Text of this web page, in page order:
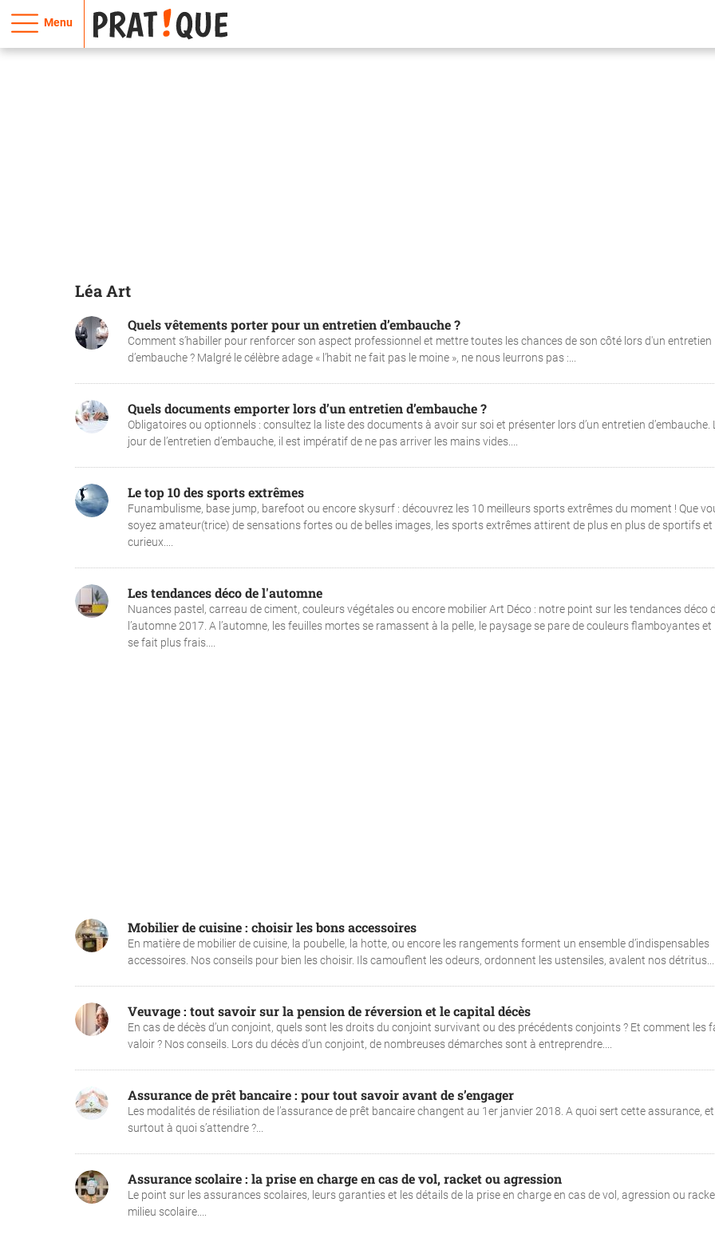
Menu
Léa Art
Quels vêtements porter pour un entretien d’embauche ?
Comment s’habiller pour renforcer son aspect professionnel et mettre toutes les chances de son côté lors d'un entretien
d’embauche ? Malgré le célèbre adage « l’habit ne fait pas le moine », ne nous leurrons pas :...
Quels documents emporter lors d’un entretien d’embauche ?
Obligatoires ou optionnels : consultez la liste des documents à avoir sur soi et présenter lors d’un entretien d’embauche.
jour de l’entretien d’embauche, il est impératif de ne pas arriver les mains vides....
Le top 10 des sports extrêmes
Funambulisme, base jump, barefoot ou encore skysurf : découvrez les 10 meilleurs sports extrêmes du moment ! Que
soyez amateur(trice) de sensations fortes ou de belles images, les sports extrêmes attirent de plus en plus de sportifs et
curieux....
Les tendances déco de l'automne
Nuances pastel, carreau de ciment, couleurs végétales ou encore mobilier Art Déco : notre point sur les tendances déco
l’automne 2017. A l’automne, les feuilles mortes se ramassent à la pelle, le paysage se pare de couleurs flamboyantes et
se fait plus frais....
Mobilier de cuisine : choisir les bons accessoires
En matière de mobilier de cuisine, la poubelle, la hotte, ou encore les rangements forment un ensemble d’indispensables
accessoires. Nos conseils pour bien les choisir. Ils camouflent les odeurs, ordonnent les ustensiles, avalent nos
Veuvage : tout savoir sur la pension de réversion et le capital décès
En cas de décès d’un conjoint, quels sont les droits du conjoint survivant ou des précédents conjoints ? Et comment les
valoir ? Nos conseils. Lors du décès d’un conjoint, de nombreuses démarches sont à entreprendre....
Assurance de prêt bancaire : pour tout savoir avant de s’engager
Les modalités de résiliation de l’assurance de prêt bancaire changent au 1er janvier 2018. A quoi sert cette assurance, et
surtout à quoi s’attendre ?...
Assurance scolaire : la prise en charge en cas de vol, racket ou agression
Le point sur les assurances scolaires, leurs garanties et les détails de la prise en charge en cas de vol, agression ou
milieu scolaire....